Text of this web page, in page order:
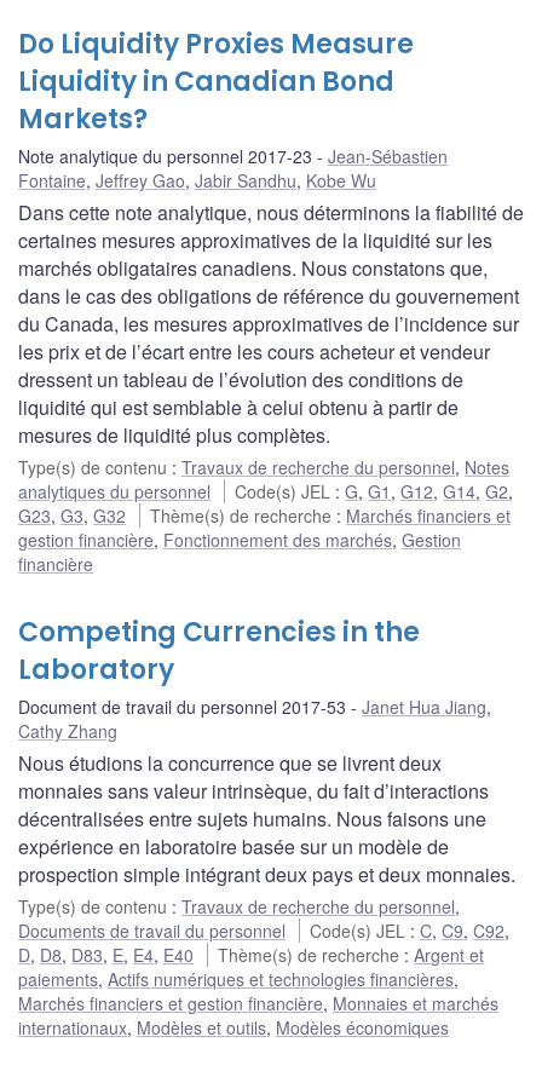
Do Liquidity Proxies Measure
Liquidity in Canadian Bond
Markets?
Note analytique du personnel 2017-23
Jean-Sébastien
Fontaine, Jeffrey Gao, Jabir Sandhu, Kobe Wu
Dans cette note analytique, nous déterminons la fiabilité de
certaines mesures approximatives de la liquidité sur les
marchés obligataires canadiens. Nous constatons que,
dans le cas des obligations de référence du gouvernement
du Canada, les mesures approximatives de l’incidence sur
les prix et de l’écart entre les cours acheteur et vendeur
dressent un tableau de l’évolution des conditions de
liquidité qui est semblable à celui obtenu à partir de
mesures de liquidité plus complètes.
Type(s) de contenu : Travaux de recherche du personnel, Notes
analytiques du personnel
Code(s) JEL :G,G1 ,G12,G14,G2,
G23, G3, G32 Thème(s) de recherche : Marchés financiers et
gestion financière, Fonctionnement des marchés, Gestion
financière
Competing Currencies in the
Laboratory
Document de travail du personnel 2017-53 Janet Hua Jiang,
Cathy Zhang
Nous étudions la concurrence que se livrent deux
monnaies sans valeur intrinsèque, du fait d’interactions
décentralisées entre sujets humains. Nous faisons une
expérience en laboratoire basée sur un modèle de
prospection simple intégrant deux pays et deux monnaies.
Type(s) de contenu : Travaux de recherche du personnel,
Documents de travail du personnel
Code(s) JEL :C,C9,C92,
D, D8, D83, E, E4, E40 Thème(s) de recherche :Argent et
paiements, Actifs numériques et technologies financières,
Marchés financiers et gestion financière, Monnaies et marchés
internationaux, Modèles et outils, Modèles économiques